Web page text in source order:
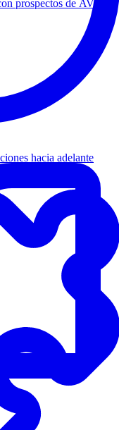
hacia adelante
prospectos de AVA